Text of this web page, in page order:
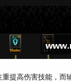
提高伤害技能，